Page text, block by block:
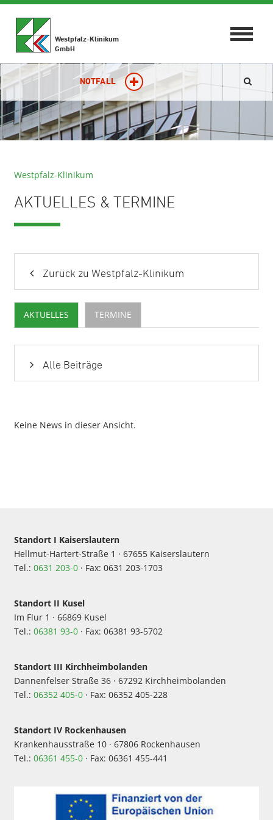
Toggle
Westpfalz-Klinikum
GmbH
NOTFALL
Westpfalz-Klinikum
AKTUELLES & TERMINE
Zurück zu Westpfalz-Klinikum
AKTUELLES TERMINE
Alle Beiträge
Keine News in dieser Ansicht.
Standort I Kaiserslautern
Hellmut-Hartert-Straße 1 · 67655 Kaiserslautern
Tel.: 0631 203-0 · Fax: 0631 203-1703
Standort II Kusel
Im Flur 1 · 66869 Kusel
Tel.: 06381 93-0 · Fax: 06381 93-5702
Standort III Kirchheimbolanden
Dannenfelser Straße 36 · 67292 Kirchheimbolanden
Tel.: 06352 405-0 · Fax: 06352 405-228
Standort IV Rockenhausen
Krankenhausstraße 10 · 67806 Rockenhausen
Tel.: 06361 455-0 · Fax: 06361 455-441